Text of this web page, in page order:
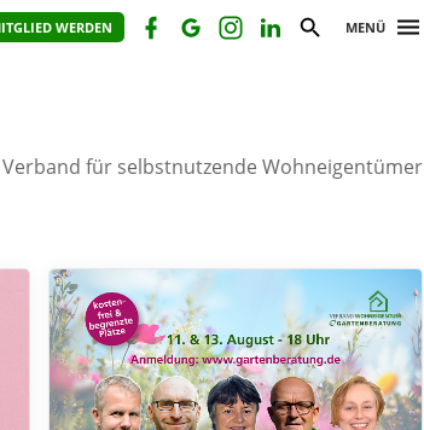
WERDEN MENÜ
für selbstnutzende Wohneigentümer